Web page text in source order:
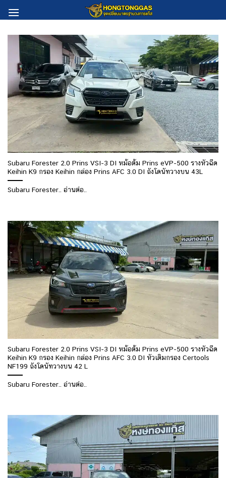
to
Subaru Forester 2.0 Prins VSI-3 DI หม้อต้ม Prins eVP-500 รางหัวฉีด
Keihin K9 กรอง Keihin กล่อง Prins AFC 3.0 DI ถังโดนัทวางบน 43L
Subaru Forester.. อ่านต่อ..
Subaru Forester 2.0 Prins VSI-3 DI หม้อต้ม Prins eVP-500 รางหัวฉีด
Keihin K9 กรอง Keihin กล่อง Prins AFC 3.0 DI หัวเติมกรอง Certools
NF199 ถังโดนัทวางบน 42 L
Subaru Forester.. อ่านต่อ..